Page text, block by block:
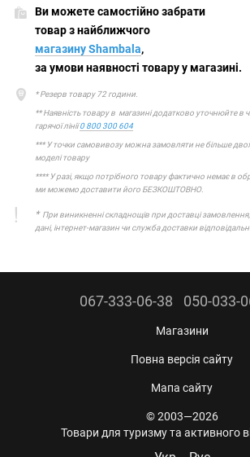
Ви можете самостійно забрати
товар з найближчого
магазину Shambala,
за умови наявності товару у магазині.
* Резерв товару 72 години.
** Наявність товару в магазині додатково уточнюйте в
гарячої лінії0 800 300 604
*** У точки самовивозу можна замовляти не більше двох
моделі товару
**** У разі, якщо потрібного товару фактично немає в
ми можемо доставити його БЕЗКОШТОВНО.
*При виникненні складнощів при доставці замовлення,
дані, інтернет-магазин чи служба доставки
067-333-06-38 050-033-
Магазини
Повна версія сайту
Мапа сайту
© 2003—2026
Товари для туризму та активного